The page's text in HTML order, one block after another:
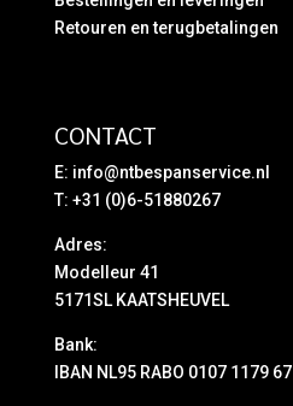
Retouren en terugbetalingen
CONTACT
E: info@ntbespanservice.nl
T: +31 (0)6-51880267
Adres:
Modelleur 41
5171SL KAATSHEUVEL
Bank:
IBAN NL95 RABO 0107 1179 67